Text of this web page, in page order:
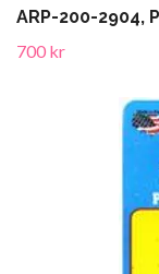
ARP-200-
700 kr